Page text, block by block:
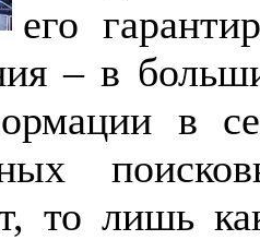
его
– в
в
то лишь